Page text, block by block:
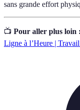
sans grande effort
📺 Pour aller plus loin :
Ligne à l’Heure |